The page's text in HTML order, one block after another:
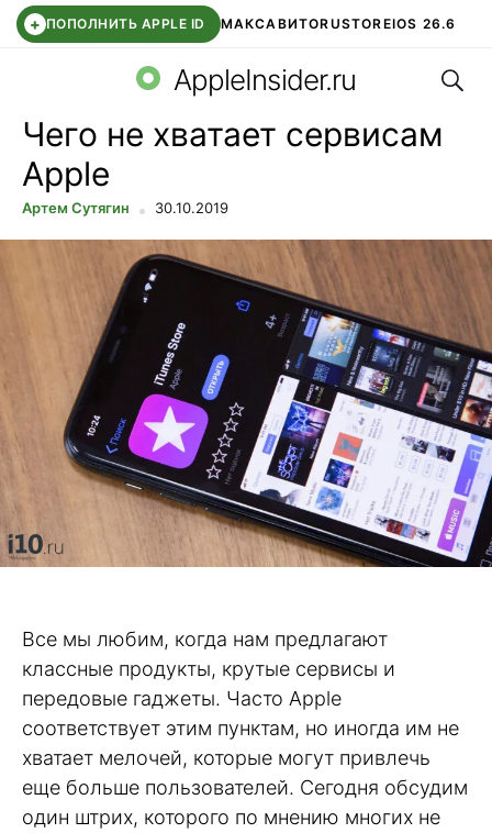
+ ПОПОЛНИТЬ APPLE ID МАКСАВИТОRUSTOREIOS 26.6
СБЕР КИДС ВТБ ОНЛАЙН ЧАТ В ROBLOX
AppleInsider.ru
Чего не хватает сервисам
Apple
Артем Сутягин 30.10.2019
Все мы любим, когда нам предлагают
классные продукты, крутые сервисы и
передовые гаджеты. Часто Apple
соответствует этим пунктам, но иногда им не
хватает мелочей, которые могут привлечь
еще больше пользователей. Сегодня обсудим
один штрих, которого по мнению многих не